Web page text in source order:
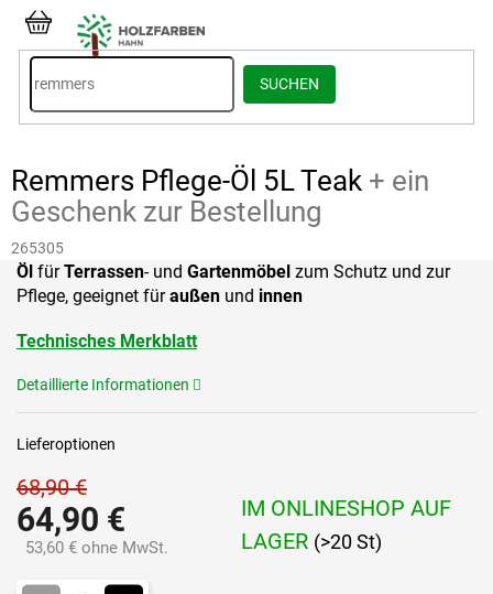
Inhalt
springen
SUCHEN
WARENKORB
Remmers Pflege-Öl 5L Teak + ein
Geschenk zur Bestellung
265305
68,90 €
64,90 €
53,60 € ohne MwSt.
IM ONLINESHOP AUF
LAGER (>20 St)
Lieferoptionen
Öl fürTerrassen- und Gartenmöbel zum Schutz und zur
Pflege, geeignet füraußen und innen
Technisches Merkblatt
Detaillierte Informationen